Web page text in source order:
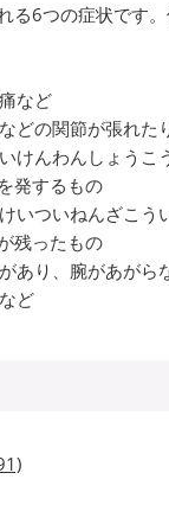
る6つの症状です
など
どの関節が張れた
けんわんしょうこ
発するもの
いついねんざこう
残ったもの
あり、腕があがら
ど